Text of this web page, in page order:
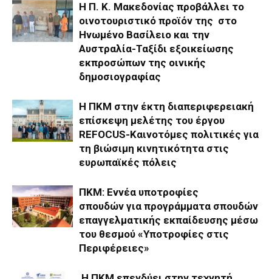
H Π. Κ. Μακεδονίας προβάλλει το
οινοτουριστικό προϊόν της στο
Ηνωμένο Βασίλειο και την
Αυστραλία-Ταξίδι εξοικείωσης
εκπροσώπων της οινικής
δημοσιογραφίας
Η ΠΚΜ στην έκτη διαπεριφερειακή
επίσκεψη μελέτης του έργου
REFOCUS-Καινοτόμες πολιτικές για
τη βιώσιμη κινητικότητα στις
ευρωπαϊκές πόλεις
ΠΚΜ: Εννέα υποτροφίες
σπουδών για προγράμματα σπουδών
επαγγελματικής εκπαίδευσης μέσω
του θεσμού «Υποτροφίες στις
Περιφέρειες»